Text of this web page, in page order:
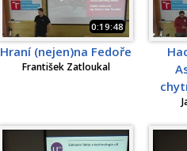
0:19:48
Hraní (nejen)na Fedoře
František Zatloukal